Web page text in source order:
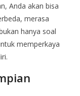
Anda akan bisa
merasa
hanya soal
memperkaya